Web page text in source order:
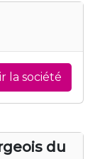
la société
du